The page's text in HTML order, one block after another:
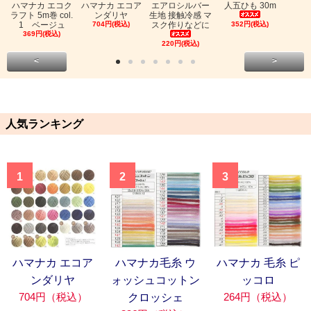
ハマナカ エコク
ラフト 5m巻 col.
1 ベージュ
369円(税込)
ハマナカ エコア
ンダリヤ
704円(税込)
エアロシルバー
生地 接触冷感 マ
スク作りなどに
220円(税込)
人五ひも 30m
352円(税込)
< >
人気ランキング
1
ハマナカ エコア
ンダリヤ
704円（税込）
2
ハマナカ毛糸 ウ
ォッシュコットン
クロッシェ
3
ハマナカ 毛糸 ピ
ッコロ
264円（税込）